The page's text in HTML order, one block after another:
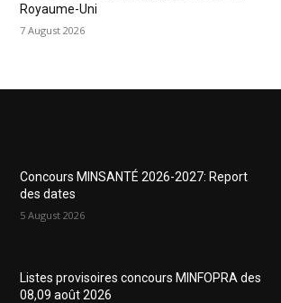
Royaume-Uni
7 August 2026
Concours MINSANTÉ 2026-2027: Report
des dates
5 August 2026
Listes provisoires concours MINFOPRA des
08,09 août 2026